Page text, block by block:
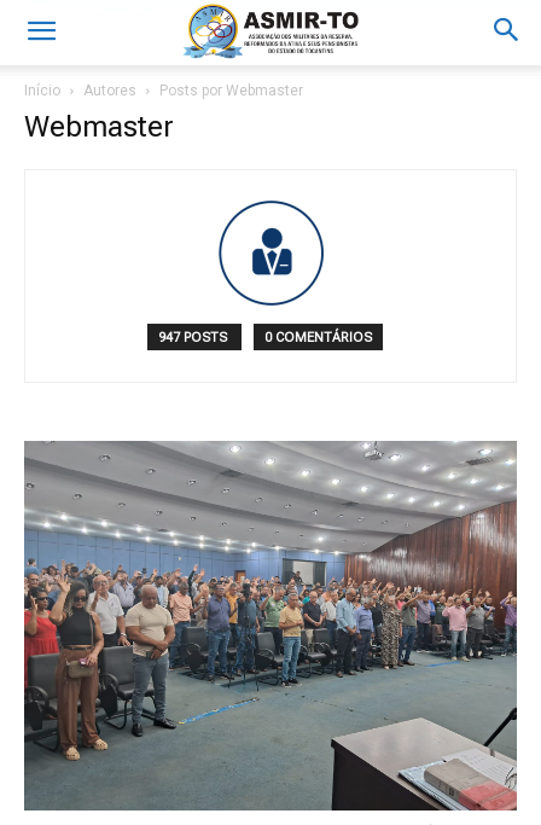
Início Autores Posts por Webmaster
Webmaster
947 POSTS 0 COMENTÁRIOS